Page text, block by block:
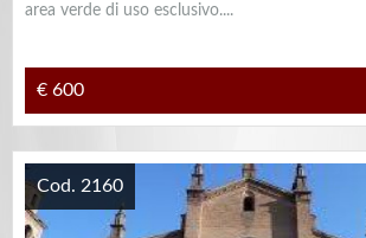
area verde di uso esclusivo....
€ 600
Cod. 2160